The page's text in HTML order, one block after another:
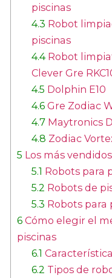
piscinas
4.3 Robot
piscinas
4.4Robot
Clever Gre
4.5 Dolphin E10
4.6 Gre Zodiac
4.7 Maytronics
4.8 Zodiac
5 Los más
5.1 Robots para
5.2 Robots de
5.3 Robots para
6 Cómo elegir el
piscinas
6.1
6.2 Tipos de